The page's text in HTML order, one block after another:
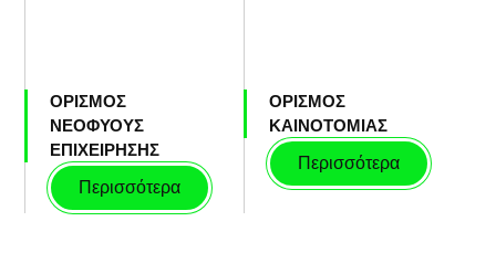
ΟΡΙΣΜΟΣ
ΝΕΟΦΥΟΥΣ
ΕΠΙΧΕΙΡΗΣΗΣ
Περισσότερα
ΟΡΙΣΜΟΣ
ΚΑΙΝΟΤΟΜΙΑΣ
Περισσότερα